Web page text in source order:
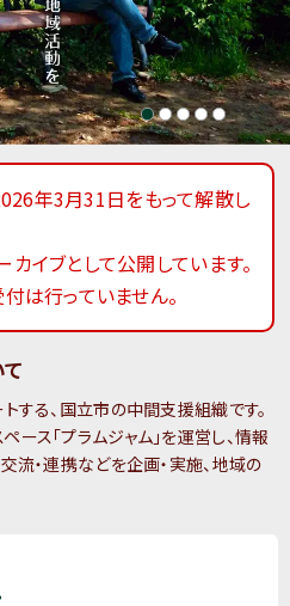
年3月31日をもって解散し
イブとして公開しています。
は行っていません。
する、国立市の中間支援組織です。
ス「プラムジャム」を運営し、情報
流・連携などを企画・実施、地域の